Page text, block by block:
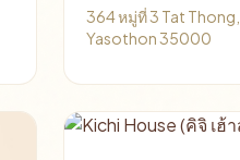
364 หมู่ที่ 3 Tat
Yasothon 35000